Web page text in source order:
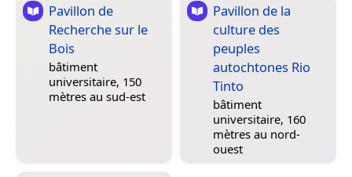
Pavillon de
Recherche sur le
Bois
bâtiment
universitaire, 150
mètres au sud-est
Pavillon de la
culture des
peuples
autochtones Rio
Tinto
bâtiment
universitaire, 160
mètres au nord-
ouest